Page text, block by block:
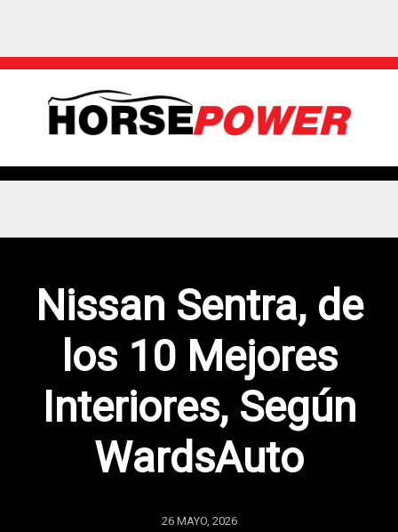
Nissan Sentra, de
los 10 Mejores
Interiores, Según
WardsAuto
26 MAYO, 2026